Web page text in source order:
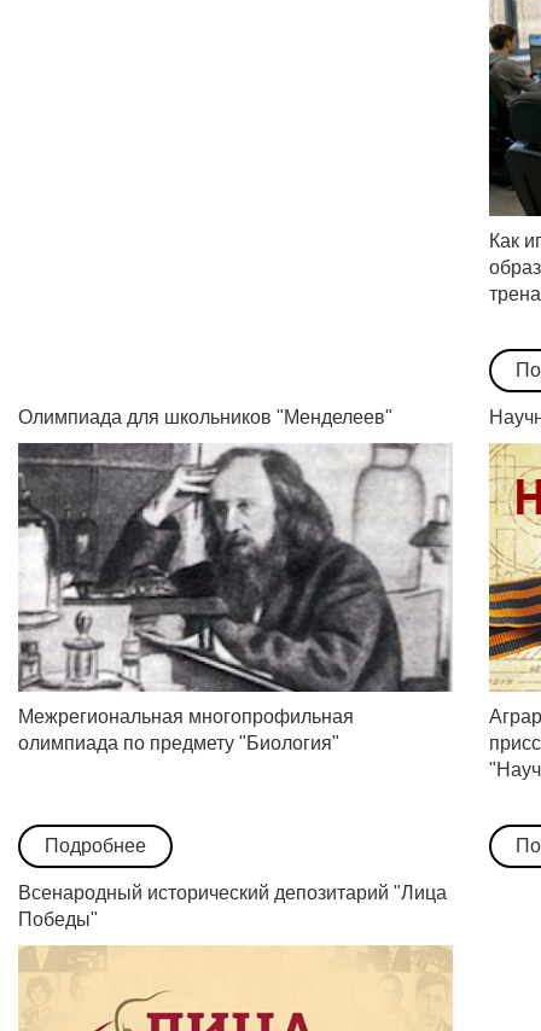
Как
Олимпиада для школьников "Менделеев"
Межрегиональная многопрофильная
олимпиада по предмету "Биология"
Подробнее
Всенародный исторический депозитарий "Лица
Победы"